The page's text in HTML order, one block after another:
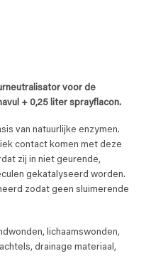
voor de
+ 0,25 liter sprayflacon.
van natuurlijke enzymen.
contact komen met deze
zij in niet geurende,
gekatalyseerd worden.
zodat geen sluimerende
lichaamswonden,
drainage materiaal,